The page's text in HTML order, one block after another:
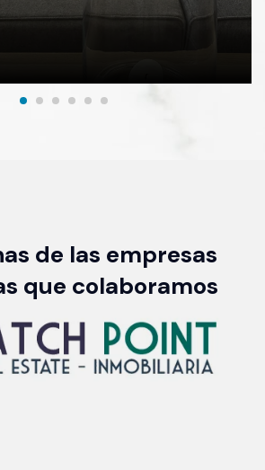
de las empresas
que colaboramos